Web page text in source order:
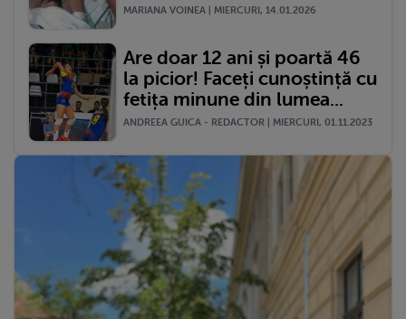
MARIANA VOINEA | MIERCURI, 14.01.2026
Are doar 12 ani și poartă 46
la picior! Faceți cunoștință cu
fetița minune din lumea...
ANDREEA GUICA - REDACTOR | MIERCURI, 01.11.2023